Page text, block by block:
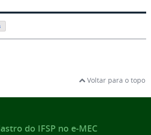
Voltar para o topo
do IFSP no e-MEC